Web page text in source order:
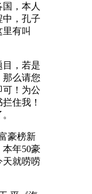
，本人
中，孔子
有叫
，若是
那么请您
可！为公
住我！
豪榜新
年50豪
天就唠唠